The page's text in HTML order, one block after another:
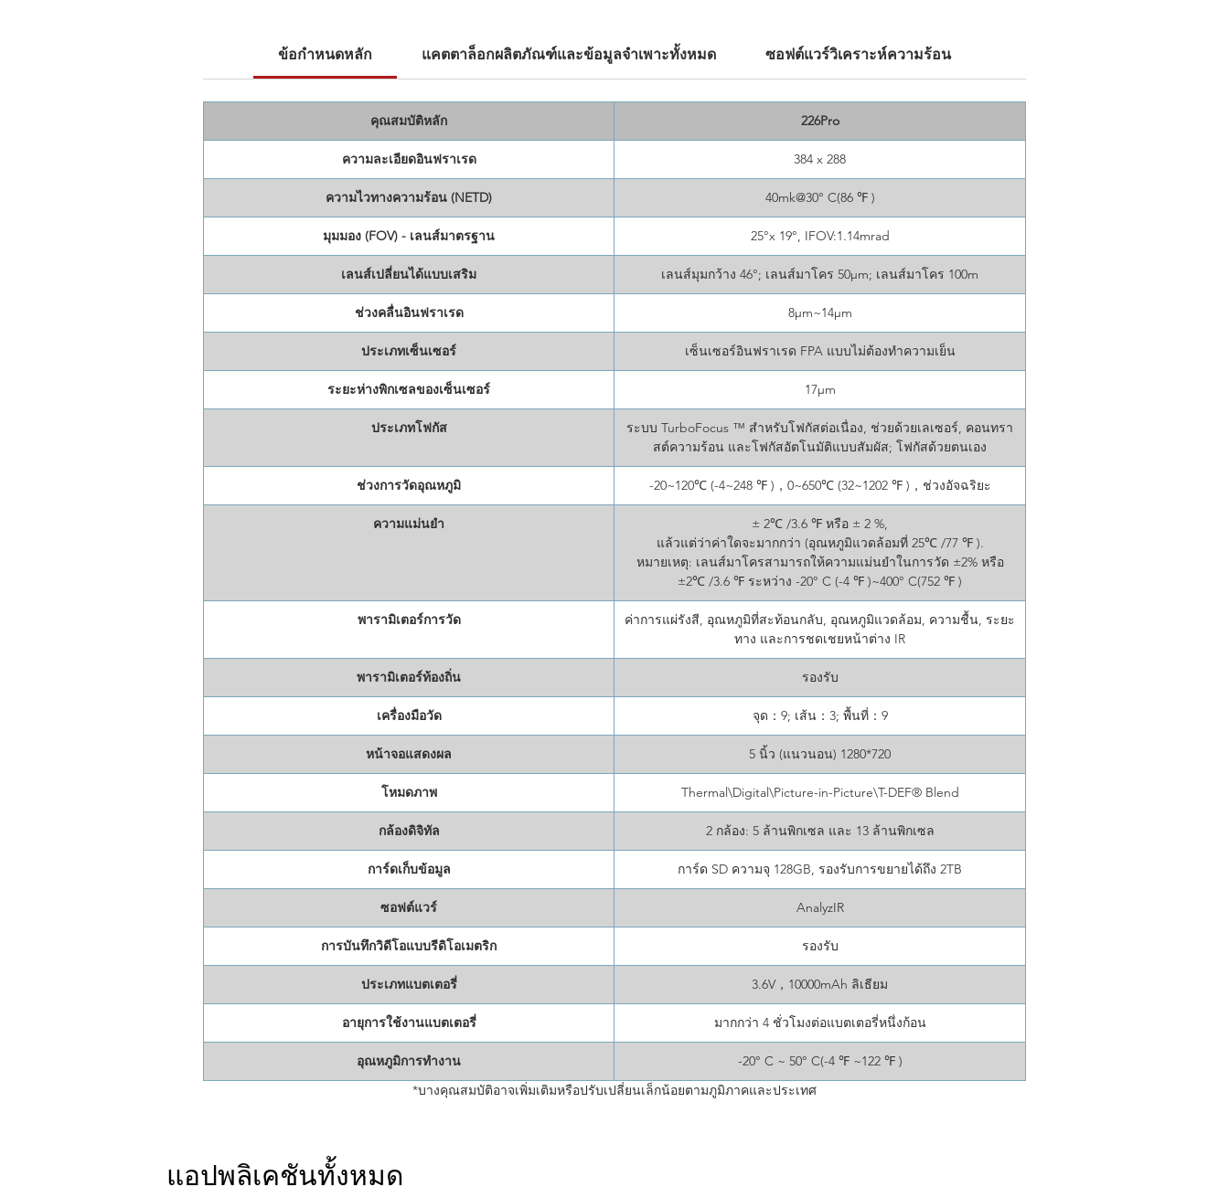
ประสิทธิภาพโดดเด่นในสาขาต่างๆ เช่น
การวิจัยทางการแพทย์และวิทยาศาสตร์
วัสดุ อินเทอร์เฟซที่ใช้งานง่าย การ
วิเคราะห์แบบครบวงจรบนอุปกรณ์ และ
แท่นทดสอบอเนกประสงค์ ทำให้เป็น
เครื่องมือสำคัญสำหรับนักวิจัยทุกคนที่
ต้องการความสามารถขั้นสูงในการถ่าย
ภาพความร้อน
ข้อกำหนดหลัก แคตตาล็อกผลิตภัณฑ์และข้อมูลจำเพาะทั้งหมด ซอฟต์แวร์วิเคราะห์ความร้อน
คุณสมบัติหลัก 226Pro
ความละเอียดอินฟราเรด 384 x 288
ความไวทางความร้อน (NETD) 40mk@30° C(86 ℉ )
มุมมอง (FOV) - เลนส์มาตรฐาน 25°x 19°, IFOV:1.14mrad
เลนส์เปลี่ยนได้แบบเสริม เลนส์มุมกว้าง 46°; เลนส์มาโคร 50μm; เลนส์มาโคร 100m
ช่วงคลื่นอินฟราเรด 8μm~14μm
ประเภทเซ็นเซอร์ เซ็นเซอร์อินฟราเรด FPA แบบไม่ต้องทำความเย็น
ระยะห่างพิกเซลของเซ็นเซอร์ 17μm
ประเภทโฟกัส
ระบบ TurboFocus ™ สำหรับโฟกัสต่อเนื่อง, ช่วยด้วยเลเซอร์, คอนทรา
สต์ความร้อน และโฟกัสอัตโนมัติแบบสัมผัส; โฟกัสด้วยตนเอง
ช่วงการวัดอุณหภูมิ -20~120℃ (-4~248 ℉ )，0~650℃ (32~1202 ℉ )，ช่วงอัจฉริยะ
ความแม่นยำ
± 2℃ /3.6 ℉ หรือ ± 2 %,
แล้วแต่ว่าค่าใดจะมากกว่า (อุณหภูมิแวดล้อมที่ 25℃ /77 ℉ ).
หมายเหตุ: เลนส์มาโครสามารถให้ความแม่นยำในการวัด ±2% หรือ
±2℃ /3.6 ℉ ระหว่าง -20° C (-4 ℉ )~400° C(752 ℉ )
พารามิเตอร์การวัด
ค่าการแผ่รังสี, อุณหภูมิที่สะท้อนกลับ, อุณหภูมิแวดล้อม, ความชื้น, ระยะ
ทาง และการชดเชยหน้าต่าง IR
พารามิเตอร์ท้องถิ่น รองรับ
เครื่องมือวัด จุด：9; เส้น：3; พื้นที่：9
หน้าจอแสดงผล 5 นิ้ว (แนวนอน) 1280*720
โหมดภาพ Thermal\Digital\Picture-in-Picture\T-DEF® Blend
กล้องดิจิทัล 2 กล้อง: 5 ล้านพิกเซล และ 13 ล้านพิกเซล
การ์ดเก็บข้อมูล การ์ด SD ความจุ 128GB, รองรับการขยายได้ถึง 2TB
ซอฟต์แวร์ AnalyzIR
การบันทึกวิดีโอแบบรีดิโอเมตริก รองรับ
ประเภทแบตเตอรี่ 3.6V，10000mAh ลิเธียม
อายุการใช้งานแบตเตอรี่ มากกว่า 4 ชั่วโมงต่อแบตเตอรี่หนึ่งก้อน
อุณหภูมิการทำงาน
-20° C ~ 50° C(-4 ℉ ~122 ℉ )
*บางคุณสมบัติอาจเพิ่มเติมหรือปรับเปลี่ยนเล็กน้อยตามภูมิภาคและประเทศ
แอปพลิเคชันทั้งหมด